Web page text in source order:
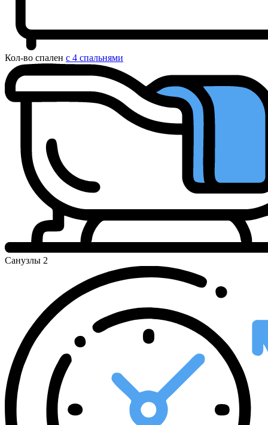
Кол-во спален с 4 спальнями
Санузлы 2